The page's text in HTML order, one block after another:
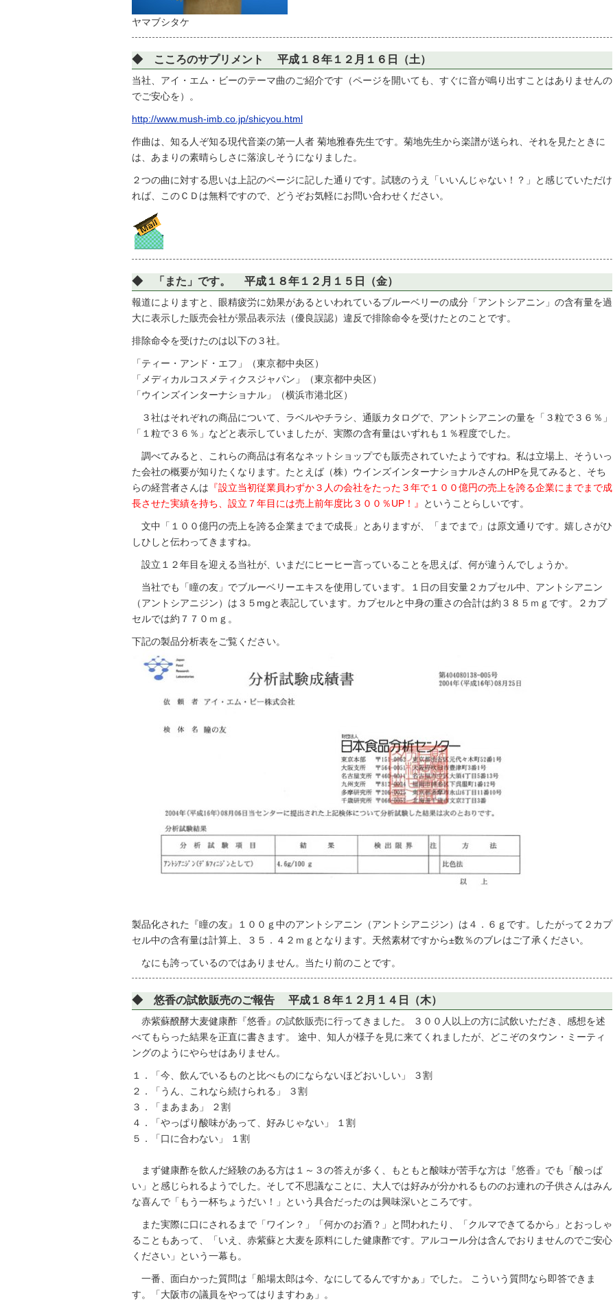
ヤマブシタケ
◆ こころのサプリメント 平成１８年１２月１６日（土）
当社、アイ・エム・ビーのテーマ曲のご紹介です（ページを開いても、すぐに音が鳴り出すことはありませんの
でご安心を）。
http://www.mush-imb.co.jp/shicyou.html
作曲は、知る人ぞ知る現代音楽の第一人者 菊地雅春先生です。菊地先生から楽譜が送られ、それを見たときに
は、あまりの素晴らしさに落涙しそうになりました。
２つの曲に対する思いは上記のページに記した通りです。試聴のうえ「いいんじゃない！？」と感じていただけ
れば、このＣＤは無料ですので、どうぞお気軽にお問い合わせください。
◆ 「また」です。 平成１８年１２月１５日（金）
報道によりますと、眼精疲労に効果があるといわれているブルーベリーの成分「アントシアニン」の含有量を過
大に表示した販売会社が景品表示法（優良誤認）違反で排除命令を受けたとのことです。
排除命令を受けたのは以下の３社。
「ティー・アンド・エフ」（東京都中央区）
「メディカルコスメティクスジャパン」（東京都中央区）
「ウインズインターナショナル」（横浜市港北区）
３社はそれぞれの商品について、ラベルやチラシ、通販カタログで、アントシアニンの量を「３粒で３６％」
「１粒で３６％」などと表示していましたが、実際の含有量はいずれも１％程度でした。
調べてみると、これらの商品は有名なネットショップでも販売されていたようですね。私は立場上、そういっ
た会社の概要が知りたくなります。たとえば（株）ウインズインターナショナルさんのHPを見てみると、そち
らの経営者さんは 『設立当初従業員わずか３人の会社をたった３年で１００億円の売上を誇る企業にまでまで成
長させた実績を持ち、設立７年目には売上前年度比３００％UP！』
ということらしいです。
文中「１００億円の売上を誇る企業までまで成長」とありますが、「までまで」は原文通りです。嬉しさがひ
しひしと伝わってきますね。
設立１２年目を迎える当社が、いまだにヒーヒー言っていることを思えば、何が違うんでしょうか。
当社でも「瞳の友」でブルーベリーエキスを使用しています。１日の目安量２カプセル中、アントシアニン
（アントシアニジン）は３５mgと表記しています。カプセルと中身の重さの合計は約３８５ｍｇです。２カプ
セルでは約７７０ｍｇ。
下記の製品分析表をご覧ください。
製品化された『瞳の友』１００ｇ中のアントシアニン（アントシアニジン）は４．６ｇです。したがって２カプ
セル中の含有量は計算上、３５．４２ｍｇとなります。天然素材ですから±数％のブレはご了承ください。
なにも誇っているのではありません。当たり前のことです。
◆ 悠香の試飲販売のご報告 平成１８年１２月１４日（木）
赤紫蘇醗酵大麦健康酢『悠香』の試飲販売に行ってきました。 ３００人以上の方に試飲いただき、感想を述
べてもらった結果を正直に書きます。 途中、知人が様子を見に来てくれましたが、どこぞのタウン・ミーティ
ングのようにやらせはありません。
１．「今、飲んでいるものと比べものにならないほどおいしい」 ３割
２．「うん、これなら続けられる」 ３割
３．「まあまあ」 ２割
４．「やっぱり酸味があって、好みじゃない」 １割
５．「口に合わない」 １割
まず健康酢を飲んだ経験のある方は１～３の答えが多く、もともと酸味が苦手な方は『悠香』でも「酸っぱ
い」と感じられるようでした。そして不思議なことに、大人では好みが分かれるもののお連れの子供さんはみん
な喜んで「もう一杯ちょうだい！」という具合だったのは興味深いところです。
また実際に口にされるまで「ワイン？」「何かのお酒？」と問われたり、「クルマできてるから」とおっしゃ
ることもあって、「いえ、赤紫蘇と大麦を原料にした健康酢です。アルコール分は含んでおりませんのでご安心
ください」という一幕も。
一番、面白かった質問は「船場太郎は今、なにしてるんですかぁ」でした。 こういう質問なら即答できま
す。「大阪市の議員をやってはりますわぁ」。